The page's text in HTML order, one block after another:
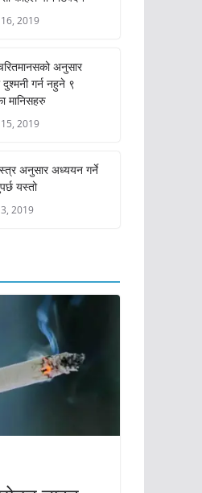
2019
अनुसार
दुश्मनी गर्न नहुने ९
मानिसहरु
2019
अनुसार अध्ययन गर्ने
यस्तो
2019